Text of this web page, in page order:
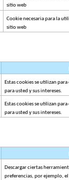
sitio web
Cookie necesaria para la
sitio web
Estas cookies se utilizan
para usted y sus intereses.
Estas cookies se utilizan
para usted y sus intereses.
Descargar ciertas
preferencias, por ejemplo,